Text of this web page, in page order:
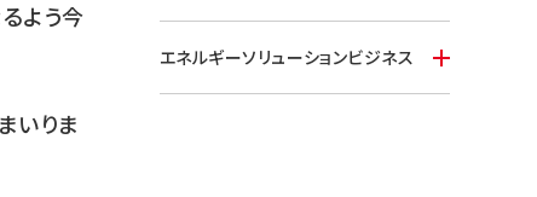
よう今
いりま
エネルギーソリューションビジネス